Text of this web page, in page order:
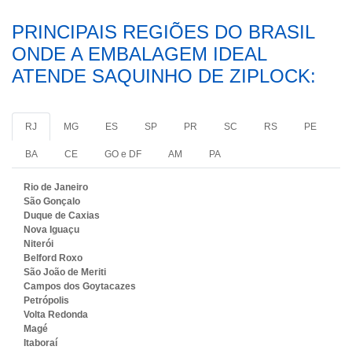
PRINCIPAIS REGIÕES DO BRASIL
ONDE A EMBALAGEM IDEAL
ATENDE SAQUINHO DE ZIPLOCK:
RJ MG ES SP PR SC RS PE
BA CE GO e DF AM PA
Rio de Janeiro
São Gonçalo
Duque de Caxias
Nova Iguaçu
Niterói
Belford Roxo
São João de Meriti
Campos dos Goytacazes
Petrópolis
Volta Redonda
Magé
Itaboraí